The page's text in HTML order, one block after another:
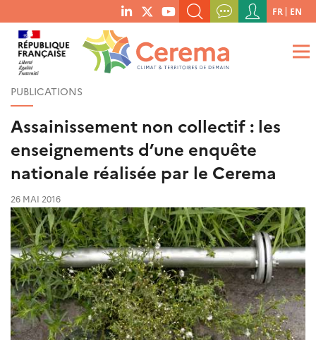
menu
social
links
RECHERCHER UN MOT-CLÉ, UNE PUBLICATION, ETC.
QUE RECHERCHEZ-VOUS ?
Menu
du
compte
de
FR EN
PUBLICATIONS
Assainissement non collectif : les
enseignements d’une enquête
nationale réalisée par le Cerema
26 MAI 2016